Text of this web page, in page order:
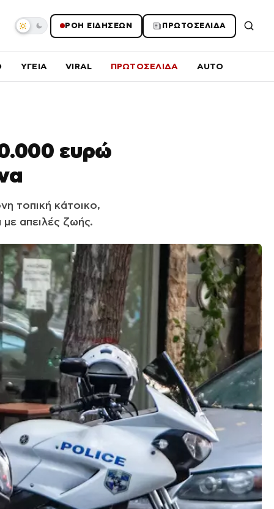
ΡΟΗ ΕΙΔΗΣΕΩΝ ΠΡΩΤΟΣΕΛΙΔΑ
ΥΓΕΙΑ VIRAL ΠΡΩΤΟΣΕΛΙΔΑ AUTO
ευρώ
τοπική κάτοικο,
απειλές ζωής.